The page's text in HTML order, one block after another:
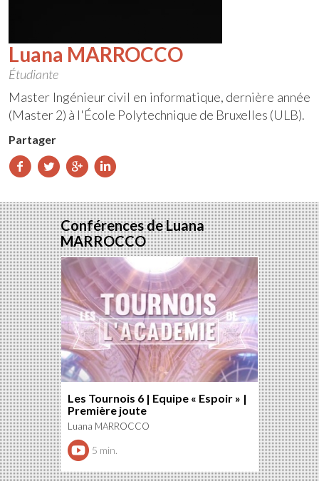
Luana MARROCCO
Étudiante
Master Ingénieur civil en informatique, dernière année
(Master 2) à l'École Polytechnique de Bruxelles (ULB).
Partager
Partager
Facebook
Partager
Twitter
Partager
Google+
LinkedIn
Conférences de Luana
MARROCCO
Les Tournois 6 | Equipe « Espoir » |
Première joute
Luana MARROCCO
5 min.